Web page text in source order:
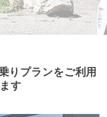
りプランをご利用
す